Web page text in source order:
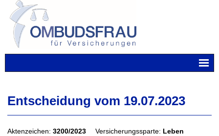
content
Entscheidung vom 19.07.2023
Aktenzeichen: 3200/2023 Versicherungssparte: Leben